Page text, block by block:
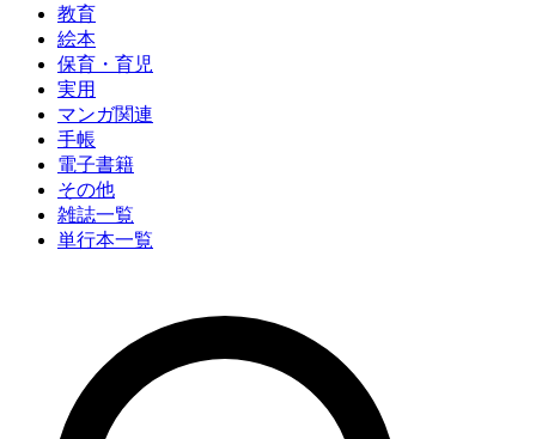
教育
絵本
保育・育児
実用
マンガ関連
手帳
電子書籍
その他
雑誌一覧
単行本一覧